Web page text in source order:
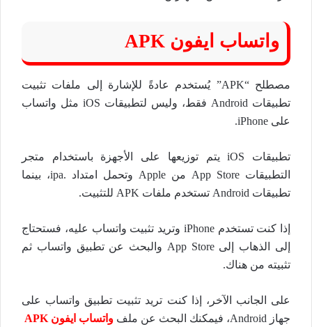
واتساب ايفون APK
مصطلح “APK” يُستخدم عادةً للإشارة إلى ملفات تثبيت
تطبيقات Android فقط، وليس لتطبيقات iOS مثل واتساب
على iPhone.
تطبيقات iOS يتم توزيعها على الأجهزة باستخدام متجر
التطبيقات App Store من Apple وتحمل امتداد .ipa، بينما
تطبيقات Android تستخدم ملفات APK للتثبيت.
إذا كنت تستخدم iPhone وتريد تثبيت واتساب عليه، فستحتاج
إلى الذهاب إلى App Store والبحث عن تطبيق واتساب ثم
تثبيته من هناك.
على الجانب الآخر، إذا كنت تريد تثبيت تطبيق واتساب على
جهاز Android، فيمكنك البحث عن ملف
واتساب ايفون APK